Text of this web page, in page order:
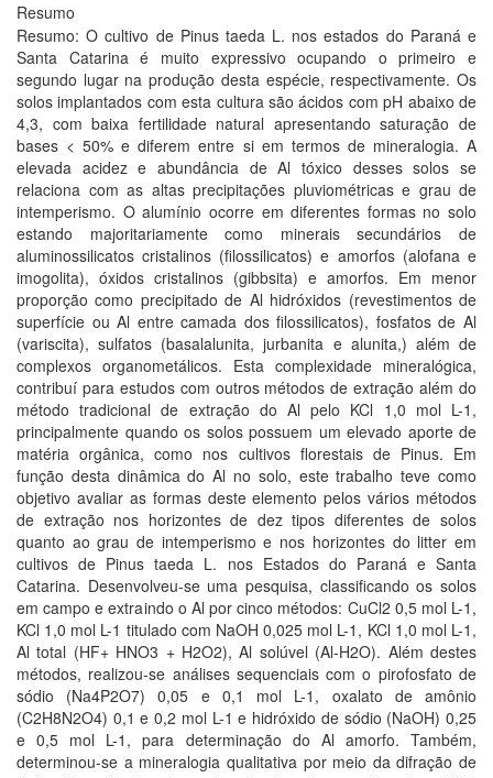
Resumo
Resumo: O cultivo de Pinus taeda L. nos estados do Paraná e
Santa Catarina é muito expressivo ocupando o primeiro e
segundo lugar na produção desta espécie, respectivamente. Os
solos implantados com esta cultura são ácidos com pH abaixo de
4,3, com baixa fertilidade natural apresentando saturação de
bases < 50% e diferem entre si em termos de mineralogia. A
elevada acidez e abundância de Al tóxico desses solos se
relaciona com as altas precipitações pluviométricas e grau de
intemperismo. O alumínio ocorre em diferentes formas no solo
estando majoritariamente como minerais secundários de
aluminossilicatos cristalinos (filossilicatos) e amorfos (alofana e
imogolita), óxidos cristalinos (gibbsita) e amorfos. Em menor
proporção como precipitado de Al hidróxidos (revestimentos de
superfície ou Al entre camada dos filossilicatos), fosfatos de Al
(variscita), sulfatos (basalalunita, jurbanita e alunita,) além de
complexos organometálicos. Esta complexidade mineralógica,
contribuí para estudos com outros métodos de extração além do
método tradicional de extração do Al pelo KCl 1,0 mol L-1,
principalmente quando os solos possuem um elevado aporte de
matéria orgânica, como nos cultivos florestais de Pinus. Em
função desta dinâmica do Al no solo, este trabalho teve como
objetivo avaliar as formas deste elemento pelos vários métodos
de extração nos horizontes de dez tipos diferentes de solos
quanto ao grau de intemperismo e nos horizontes do litter em
cultivos de Pinus taeda L. nos Estados do Paraná e Santa
Catarina. Desenvolveu-se uma pesquisa, classificando os solos
em campo e extraindo o Al por cinco métodos: CuCl2 0,5 mol L-1,
KCl 1,0 mol L-1 titulado com NaOH 0,025 mol L-1, KCl 1,0 mol L-1,
Al total (HF+ HNO3 + H2O2), Al solúvel (Al-H2O). Além destes
métodos, realizou-se análises sequenciais com o pirofosfato de
sódio (Na4P2O7) 0,05 e 0,1 mol L-1, oxalato de amônio
(C2H8N2O4) 0,1 e 0,2 mol L-1 e hidróxido de sódio (NaOH) 0,25
e 0,5 mol L-1, para determinação do Al amorfo. Também,
determinou-se a mineralogia qualitativa por meio da difração de